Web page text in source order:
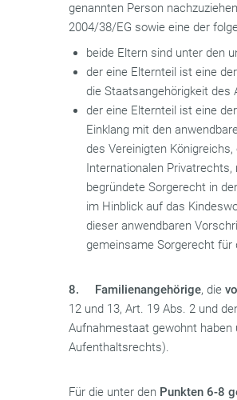
genannten Person
2004/38/EG sowie eine der
beide Eltern sind unter den
der eine Elternteil ist eine
die Staatsangehörigkeit des
der eine Elternteil ist eine
Einklang mit den
des Vereinigten
Internationalen
begründete Sorgerecht in
im Hinblick auf das
dieser anwendbaren
gemeinsame Sorgerecht für
8. Familienangehörige, die
12 und 13, Art. 19 Abs. 2 und
Aufnahmestaat gewohnt
Aufenthaltsrechts).
Für die unter den Punkten 6-8